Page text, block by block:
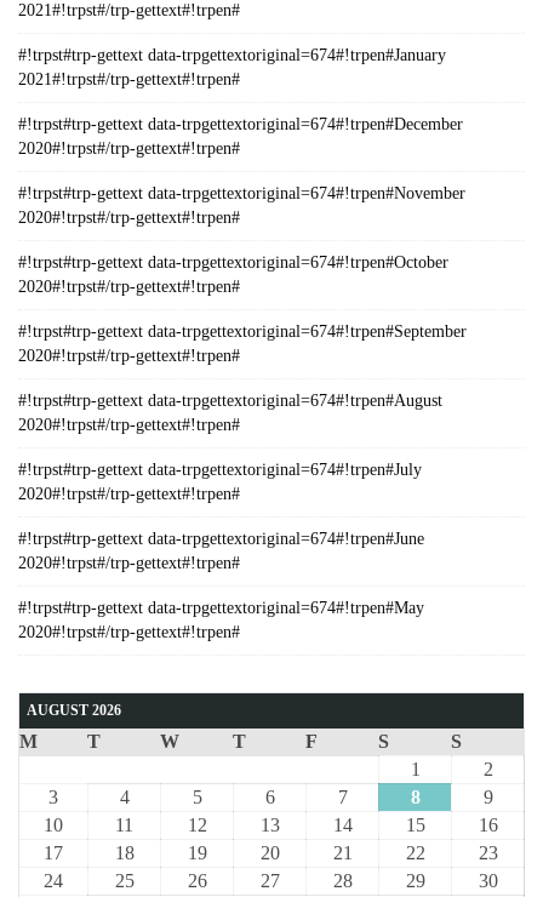
2021#!trpst#/trp-gettext#!trpen#
#!trpst#trp-gettext data-trpgettextoriginal=674#!trpen#January
2021#!trpst#/trp-gettext#!trpen#
#!trpst#trp-gettext data-trpgettextoriginal=674#!trpen#December
2020#!trpst#/trp-gettext#!trpen#
#!trpst#trp-gettext data-trpgettextoriginal=674#!trpen#November
2020#!trpst#/trp-gettext#!trpen#
#!trpst#trp-gettext data-trpgettextoriginal=674#!trpen#October
2020#!trpst#/trp-gettext#!trpen#
#!trpst#trp-gettext data-trpgettextoriginal=674#!trpen#September
2020#!trpst#/trp-gettext#!trpen#
#!trpst#trp-gettext data-trpgettextoriginal=674#!trpen#August
2020#!trpst#/trp-gettext#!trpen#
#!trpst#trp-gettext data-trpgettextoriginal=674#!trpen#July
2020#!trpst#/trp-gettext#!trpen#
#!trpst#trp-gettext data-trpgettextoriginal=674#!trpen#June
2020#!trpst#/trp-gettext#!trpen#
#!trpst#trp-gettext data-trpgettextoriginal=674#!trpen#May
2020#!trpst#/trp-gettext#!trpen#
AUGUST 2026
M T W T F S
S
1
2
3
4 5 6 7 8
9
10
11 12 13 14 15
16
17
18 19 20 21 22
23
24
25 26 27 28 29 30